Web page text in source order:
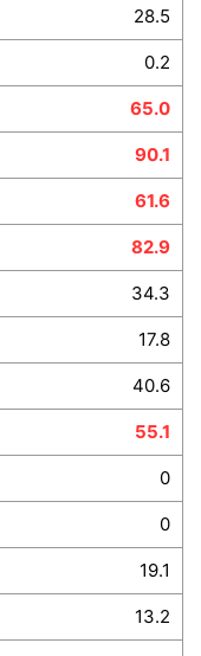
28.5
0.2
65.0
90.1
61.6
82.9
34.3
17.8
40.6
55.1
0
0
19.1
13.2